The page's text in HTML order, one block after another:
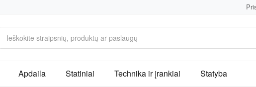
Apdaila Statiniai Technika ir įrankiai Statyba